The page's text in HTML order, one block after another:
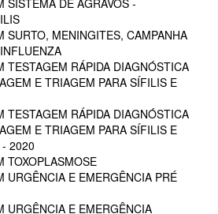
SISTEMA DE AGRAVOS -
SURTO, MENINGITES, CAMPANHA
TESTAGEM RÁPIDA DIAGNÓSTICA
E TRIAGEM PARA SÍFILIS E
TESTAGEM RÁPIDA DIAGNÓSTICA
E TRIAGEM PARA SÍFILIS E
- 2020
TOXOPLASMOSE
URGÊNCIA E EMERGÊNCIA PRÉ
URGÊNCIA E EMERGÊNCIA